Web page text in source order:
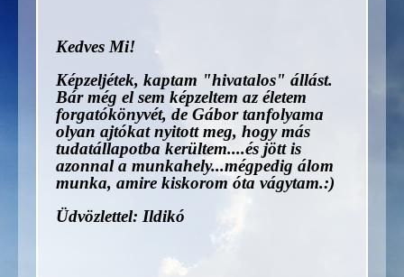
Kedves Mi!
Képzeljétek, kaptam "hivatalos" állást.
Bár még el sem képzeltem az életem
forgatókönyvét, de Gábor tanfolyama
olyan ajtókat nyitott meg, hogy más
tudatállapotba kerültem....és jött is
azonnal a munkahely...mégpedig álom
munka, amire kiskorom óta vágytam.:)
Üdvözlettel: Ildikó